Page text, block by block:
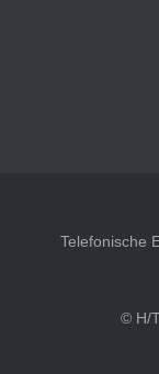
Telefonische
© H/